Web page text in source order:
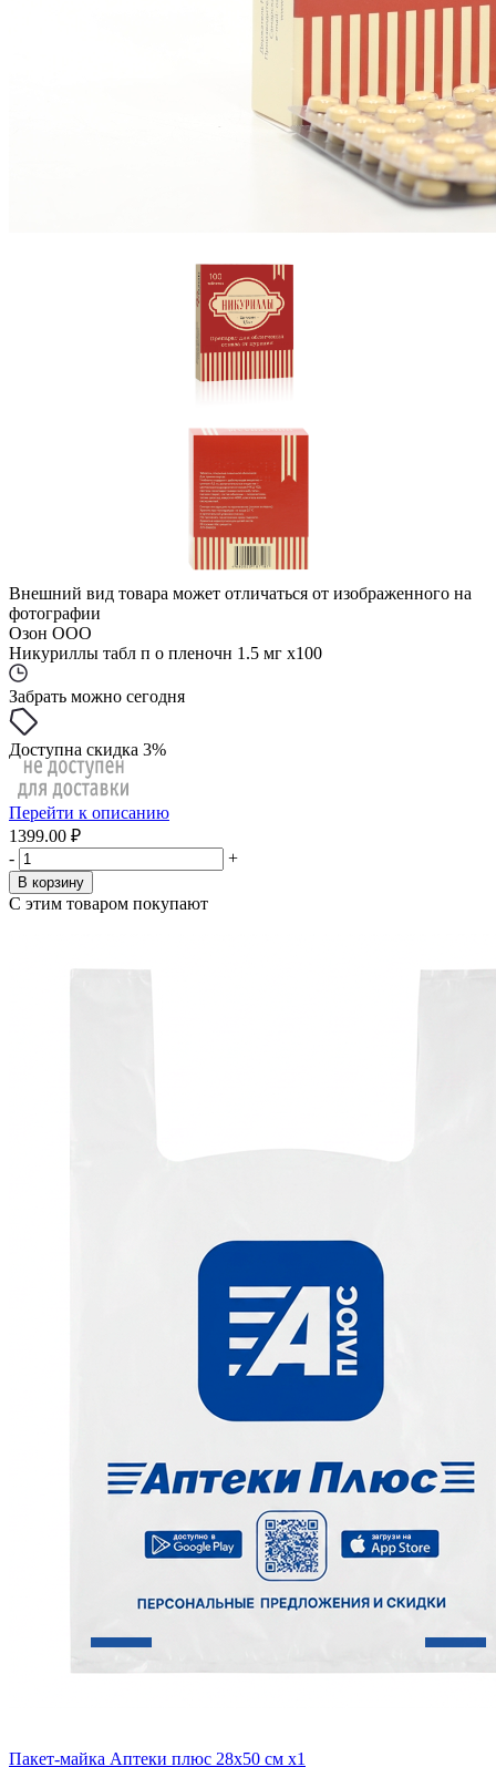
Внешний вид товара может отличаться от изображенного на
фотографии
Озон ООО
Никуриллы табл п о пленочн 1.5 мг x100
Забрать можно сегодня
Доступна скидка 3%
Перейти к описанию
1399.00 ₽
-
+
В корзину
С этим товаром покупают
Пакет-майка Аптеки плюс 28х50 см x1